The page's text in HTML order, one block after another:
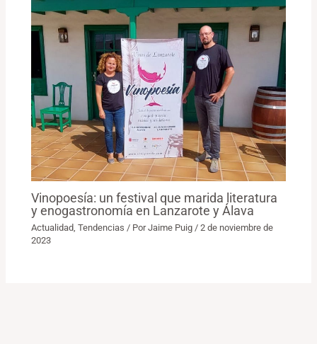
Vinopoesía: un festival que marida literatura
y enogastronomía en Lanzarote y Álava
Actualidad,Tendencias / PorJaime Puig/2 de noviembre de
2023